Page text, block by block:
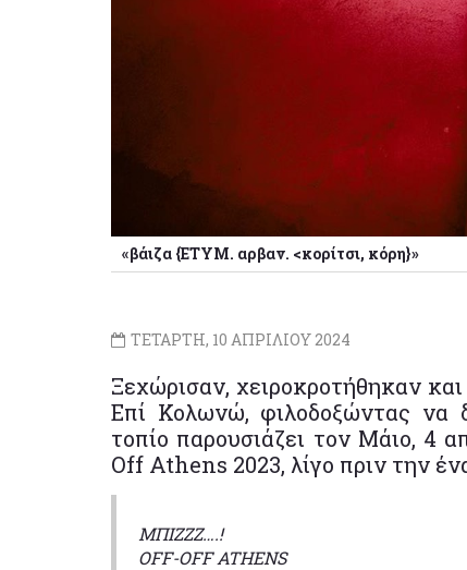
«βάιζα {ΕΤΥΜ. αρβαν. <κορίτσι, κόρη}»
ΤΕΤΑΡΤΗ, 10 ΑΠΡΙΛΙΟΥ 2024
Ξεχώρισαν, χειροκροτήθηκαν
Επί Κολωνώ, φιλοδοξώντας να
τοπίο παρουσιάζει τον Μάιο, 4
Off Athens 2023, λίγο πριν την
ΜΠΙΖΖΖ….!
OFF-OFF ATHENS